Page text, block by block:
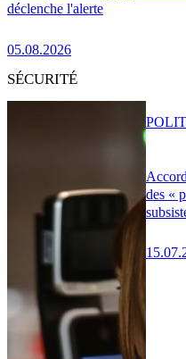
déclenche l'alerte
05.08.2026
SÉCURITÉ
des «